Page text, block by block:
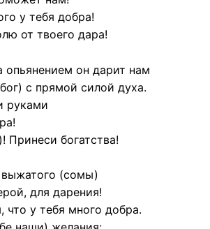
у тебя добра!
от твоего дара!
опьянением он дарит нам
с прямой силой духа.
руками
Принеси богатства!
(сомы)
для дарения!
что у тебя много добра.